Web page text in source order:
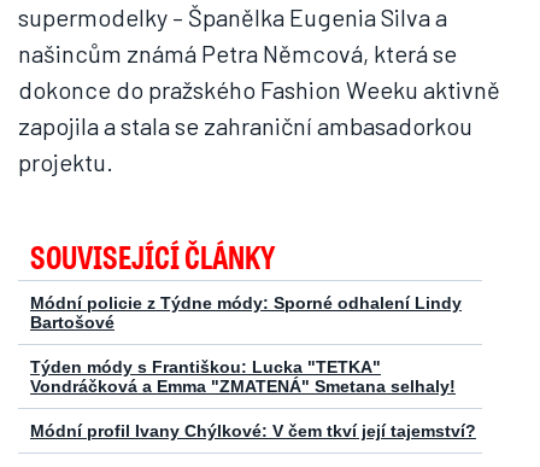
supermodelky – Španělka Eugenia Silva a
našincům známá Petra Němcová, která se
dokonce do pražského Fashion Weeku aktivně
zapojila a stala se zahraniční ambasadorkou
projektu.
SOUVISEJÍCÍ ČLÁNKY
Módní policie z Týdne módy: Sporné odhalení Lindy
Bartošové
Týden módy s Františkou: Lucka "TETKA"
Vondráčková a Emma "ZMATENÁ" Smetana selhaly!
Módní profil Ivany Chýlkové: V čem tkví její tajemství?